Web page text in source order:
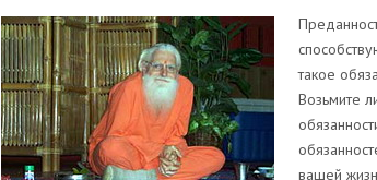
такое
Возьмите
вашей